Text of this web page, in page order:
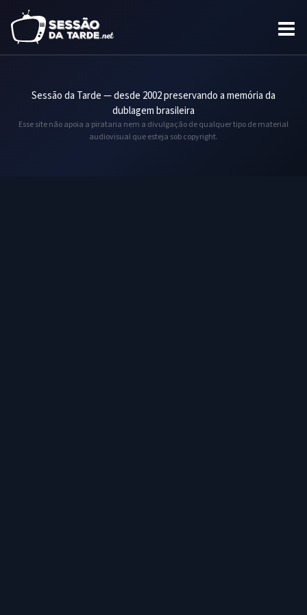
Sessão da Tarde — desde 2002 preservando a memória da
dublagem brasileira
Esse site não apoia a pirataria nem a divulgação de qualquer tipo de material
audiovisual que esteja sob copyright.